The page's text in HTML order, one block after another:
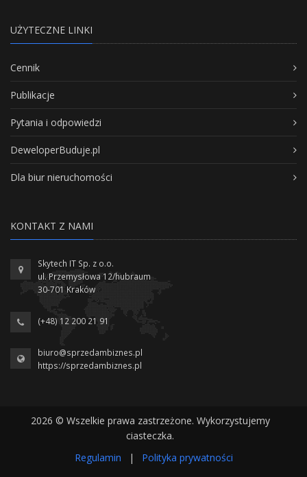
UŻYTECZNE LINKI
Cennik
Publikacje
Pytania i odpowiedzi
DeweloperBuduje.pl
Dla biur nieruchomości
KONTAKT Z NAMI
Skytech IT Sp. z o.o.
ul. Przemysłowa 12/hubraum
30-701 Kraków
(+48) 12 200 21 91
biuro@sprzedambiznes.pl
https://sprzedambiznes.pl
2026 © Wszelkie prawa zastrzeżone. Wykorzystujemy
ciasteczka.
Regulamin
| Polityka prywatności